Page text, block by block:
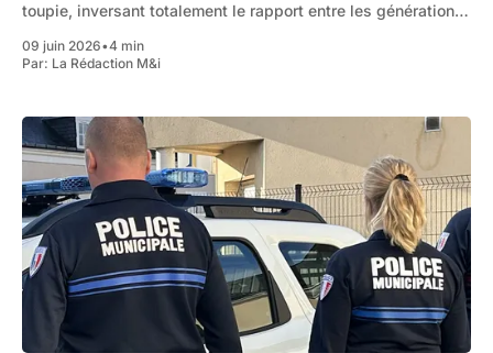
toupie, inversant totalement le rapport entre les générations.
09 juin 2026•4 min
Par: La Rédaction M&i